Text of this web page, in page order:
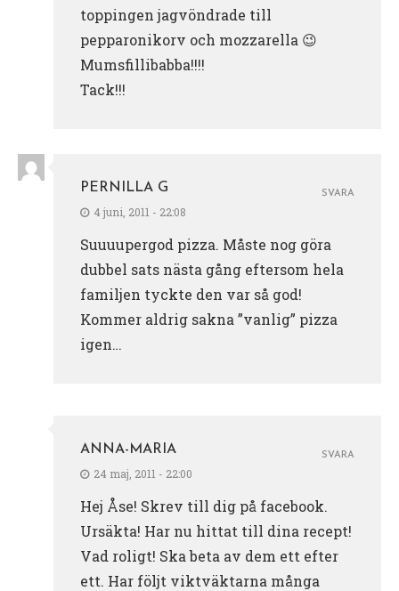
toppingen jagvöndrade till
pepparonikorv och mozzarella 😉
Mumsfillibabba!!!!
Tack!!!
PERNILLA G
4 juni, 2011 - 22:08
Suuuupergod pizza. Måste nog göra
dubbel sats nästa gång eftersom hela
familjen tyckte den var så god!
Kommer aldrig sakna ”vanlig” pizza
igen…
SVARA
ANNA-MARIA
24 maj, 2011 - 22:00
Hej Åse! Skrev till dig på facebook.
Ursäkta! Har nu hittat till dina recept!
Vad roligt! Ska beta av dem ett efter
ett. Har följt viktväktarna många
SVARA